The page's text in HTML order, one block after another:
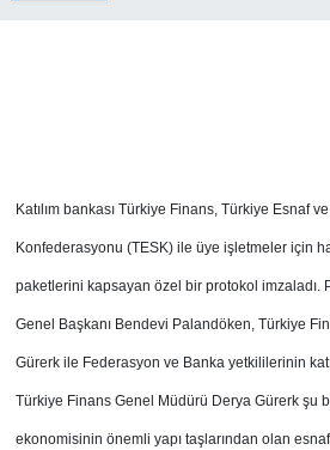
Katılım bankası Türkiye Finans, Türkiye Esnaf
Konfederasyonu (TESK) ile üye işletmeler için
paketlerini kapsayan özel bir protokol imzaladı.
Genel Başkanı Bendevi Palandöken, Türkiye
Gürerk ile Federasyon ve Banka yetkililerinin
Türkiye Finans Genel Müdürü Derya Gürerk şu
ekonomisinin önemli yapı taşlarından olan esnaf